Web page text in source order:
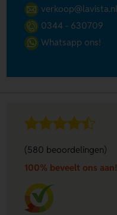
verkoop@lavista.nl
0344 - 630709
Whatsapp ons!
(580 beoordelingen)
100% beveelt ons aan!